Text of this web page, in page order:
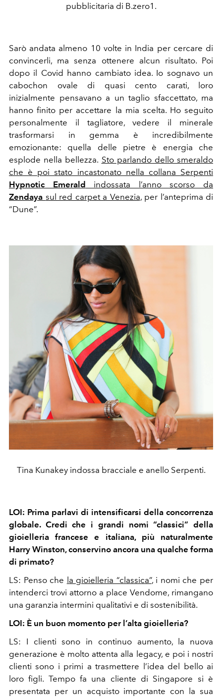
pubblicitaria di B.zero1.
Sarò andata almeno 10 volte in India per cercare di
convincerli, ma senza ottenere alcun risultato. Poi
dopo il Covid hanno cambiato idea. Io sognavo un
cabochon ovale di quasi cento carati, loro
inizialmente pensavano a un taglio sfaccettato, ma
hanno finito per accettare la mia scelta. Ho seguito
personalmente il tagliatore, vedere il minerale
trasformarsi in gemma è incredibilmente
emozionante: quella delle pietre è energia che
esplode nella bellezza. Sto parlando dello smeraldo
che è poi stato incastonato nella collana Serpenti
Hypnotic Emerald indossata l’anno scorso da
Zendaya sul red carpet a Venezia, per l’anteprima di
“Dune”.
Tina Kunakey indossa bracciale e anello Serpenti.
LOI: Prima parlavi di intensificarsi della concorrenza
globale. Credi che i grandi nomi “classici” della
gioielleria francese e italiana, più naturalmente
Harry Winston, conservino ancora una qualche forma
di primato?
LS: Penso che la gioielleria “classica”, i nomi che per
intenderci trovi attorno a place Vendome, rimangano
una garanzia intermini qualitativi e di sostenibilità.
LOI: È un buon momento per l’alta gioielleria?
LS: I clienti sono in continuo aumento, la nuova
generazione è molto attenta alla legacy, e poi i nostri
clienti sono i primi a trasmettere l’idea del bello ai
loro figli. Tempo fa una cliente di Singapore si è
presentata per un acquisto importante con la sua